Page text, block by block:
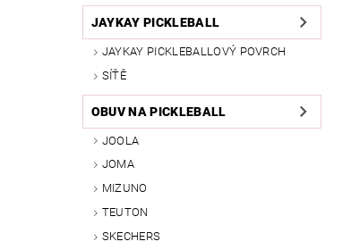
JAYKAY PICKLEBALL
JAYKAY PICKLEBALLOVÝ POVRCH
SÍŤĚ
OBUV NA PICKLEBALL
JOOLA
JOMA
MIZUNO
TEUTON
SKECHERS